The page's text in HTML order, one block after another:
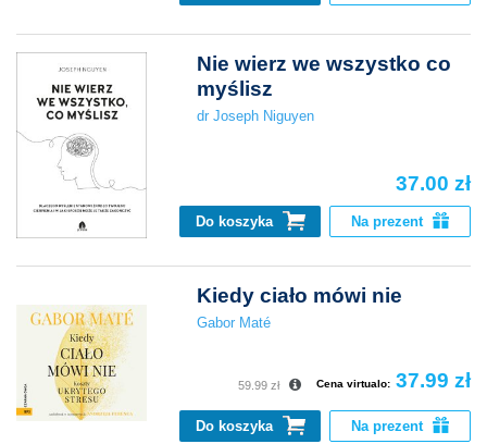
Nie wierz we wszystko co
myślisz
dr Joseph Niguyen
37.00 zł
Do koszyka Na prezent
Kiedy ciało mówi nie
Gabor Maté
Cena virtualo: 37.99 zł
59.99 zł
Do koszyka Na prezent